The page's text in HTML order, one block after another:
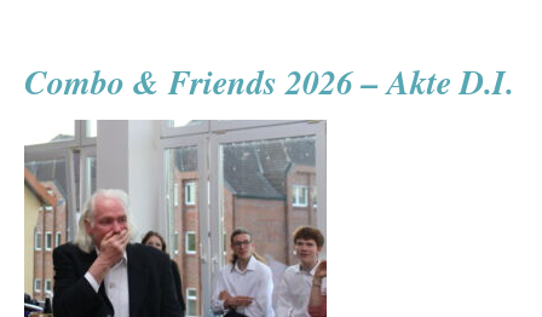
Combo & Friends 2026 – Akte D.I.